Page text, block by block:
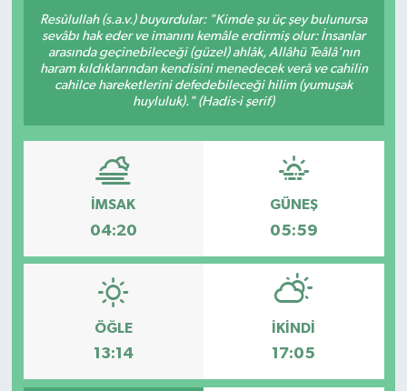
Resûlullah (s.a.v.) buyurdular: "Kimde şu üç şey bulunursa
sevâbı hak eder ve imanını kemâle erdirmiş olur: İnsanlar
arasında geçinebileceği (güzel) ahlâk, Allâhü Teâlâ'nın
haram kıldıklarından kendisini menedecek verâ ve cahilin
cahilce hareketlerini defedebileceği hilim (yumuşak
huyluluk)." (Hadis-i şerif)
İMSAK
04:20
GÜNEŞ
05:59
ÖĞLE
13:14
İKINDI
17:05
Yazarlar